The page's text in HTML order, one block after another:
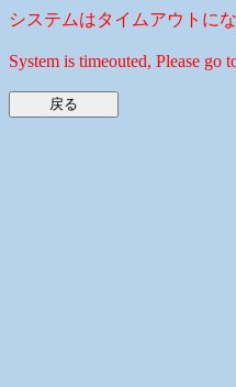
システムはタイムアウトに
System is timeouted, Please go